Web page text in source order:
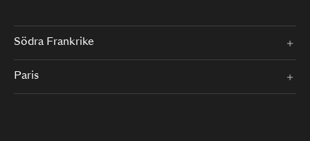
Södra Frankrike
Paris